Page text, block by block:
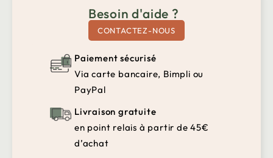
Besoin d'aide ?
CONTACTEZ-NOUS
Paiement sécurisé
Via carte bancaire, Bimpli ou
PayPal
Livraison gratuite
en point relais à partir de 45€
d’achat